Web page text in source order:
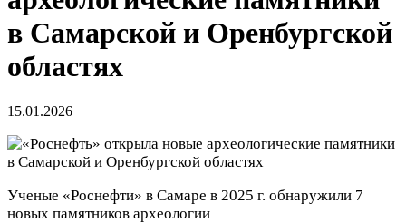
в Самарской и Оренбургской
областях
15.01.2026
Ученые «Роснефти» в Самаре в 2025 г. обнаружили 7
новых памятников археологии